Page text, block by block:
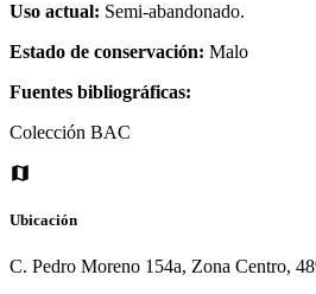
Uso actual: Semi-abandonado.
Estado de conservación: Malo
Fuentes bibliográficas:
Colección BAC
Ubicación
C. Pedro Moreno 154a, Zona Centro,